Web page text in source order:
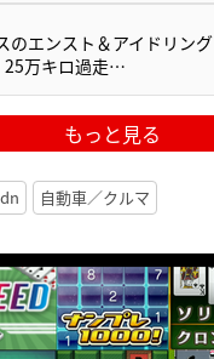
のエンスト＆アイドリング
25万キロ過走…
もっと見る
自動車／クルマ